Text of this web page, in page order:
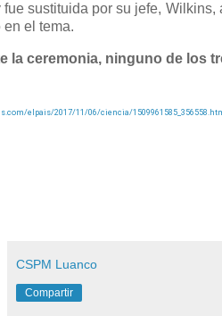
fue sustituida por su jefe,
en el tema.
la ceremonia, ninguno de los
elpais/2017/11/06/ciencia/
CSPM Luanco
Compartir